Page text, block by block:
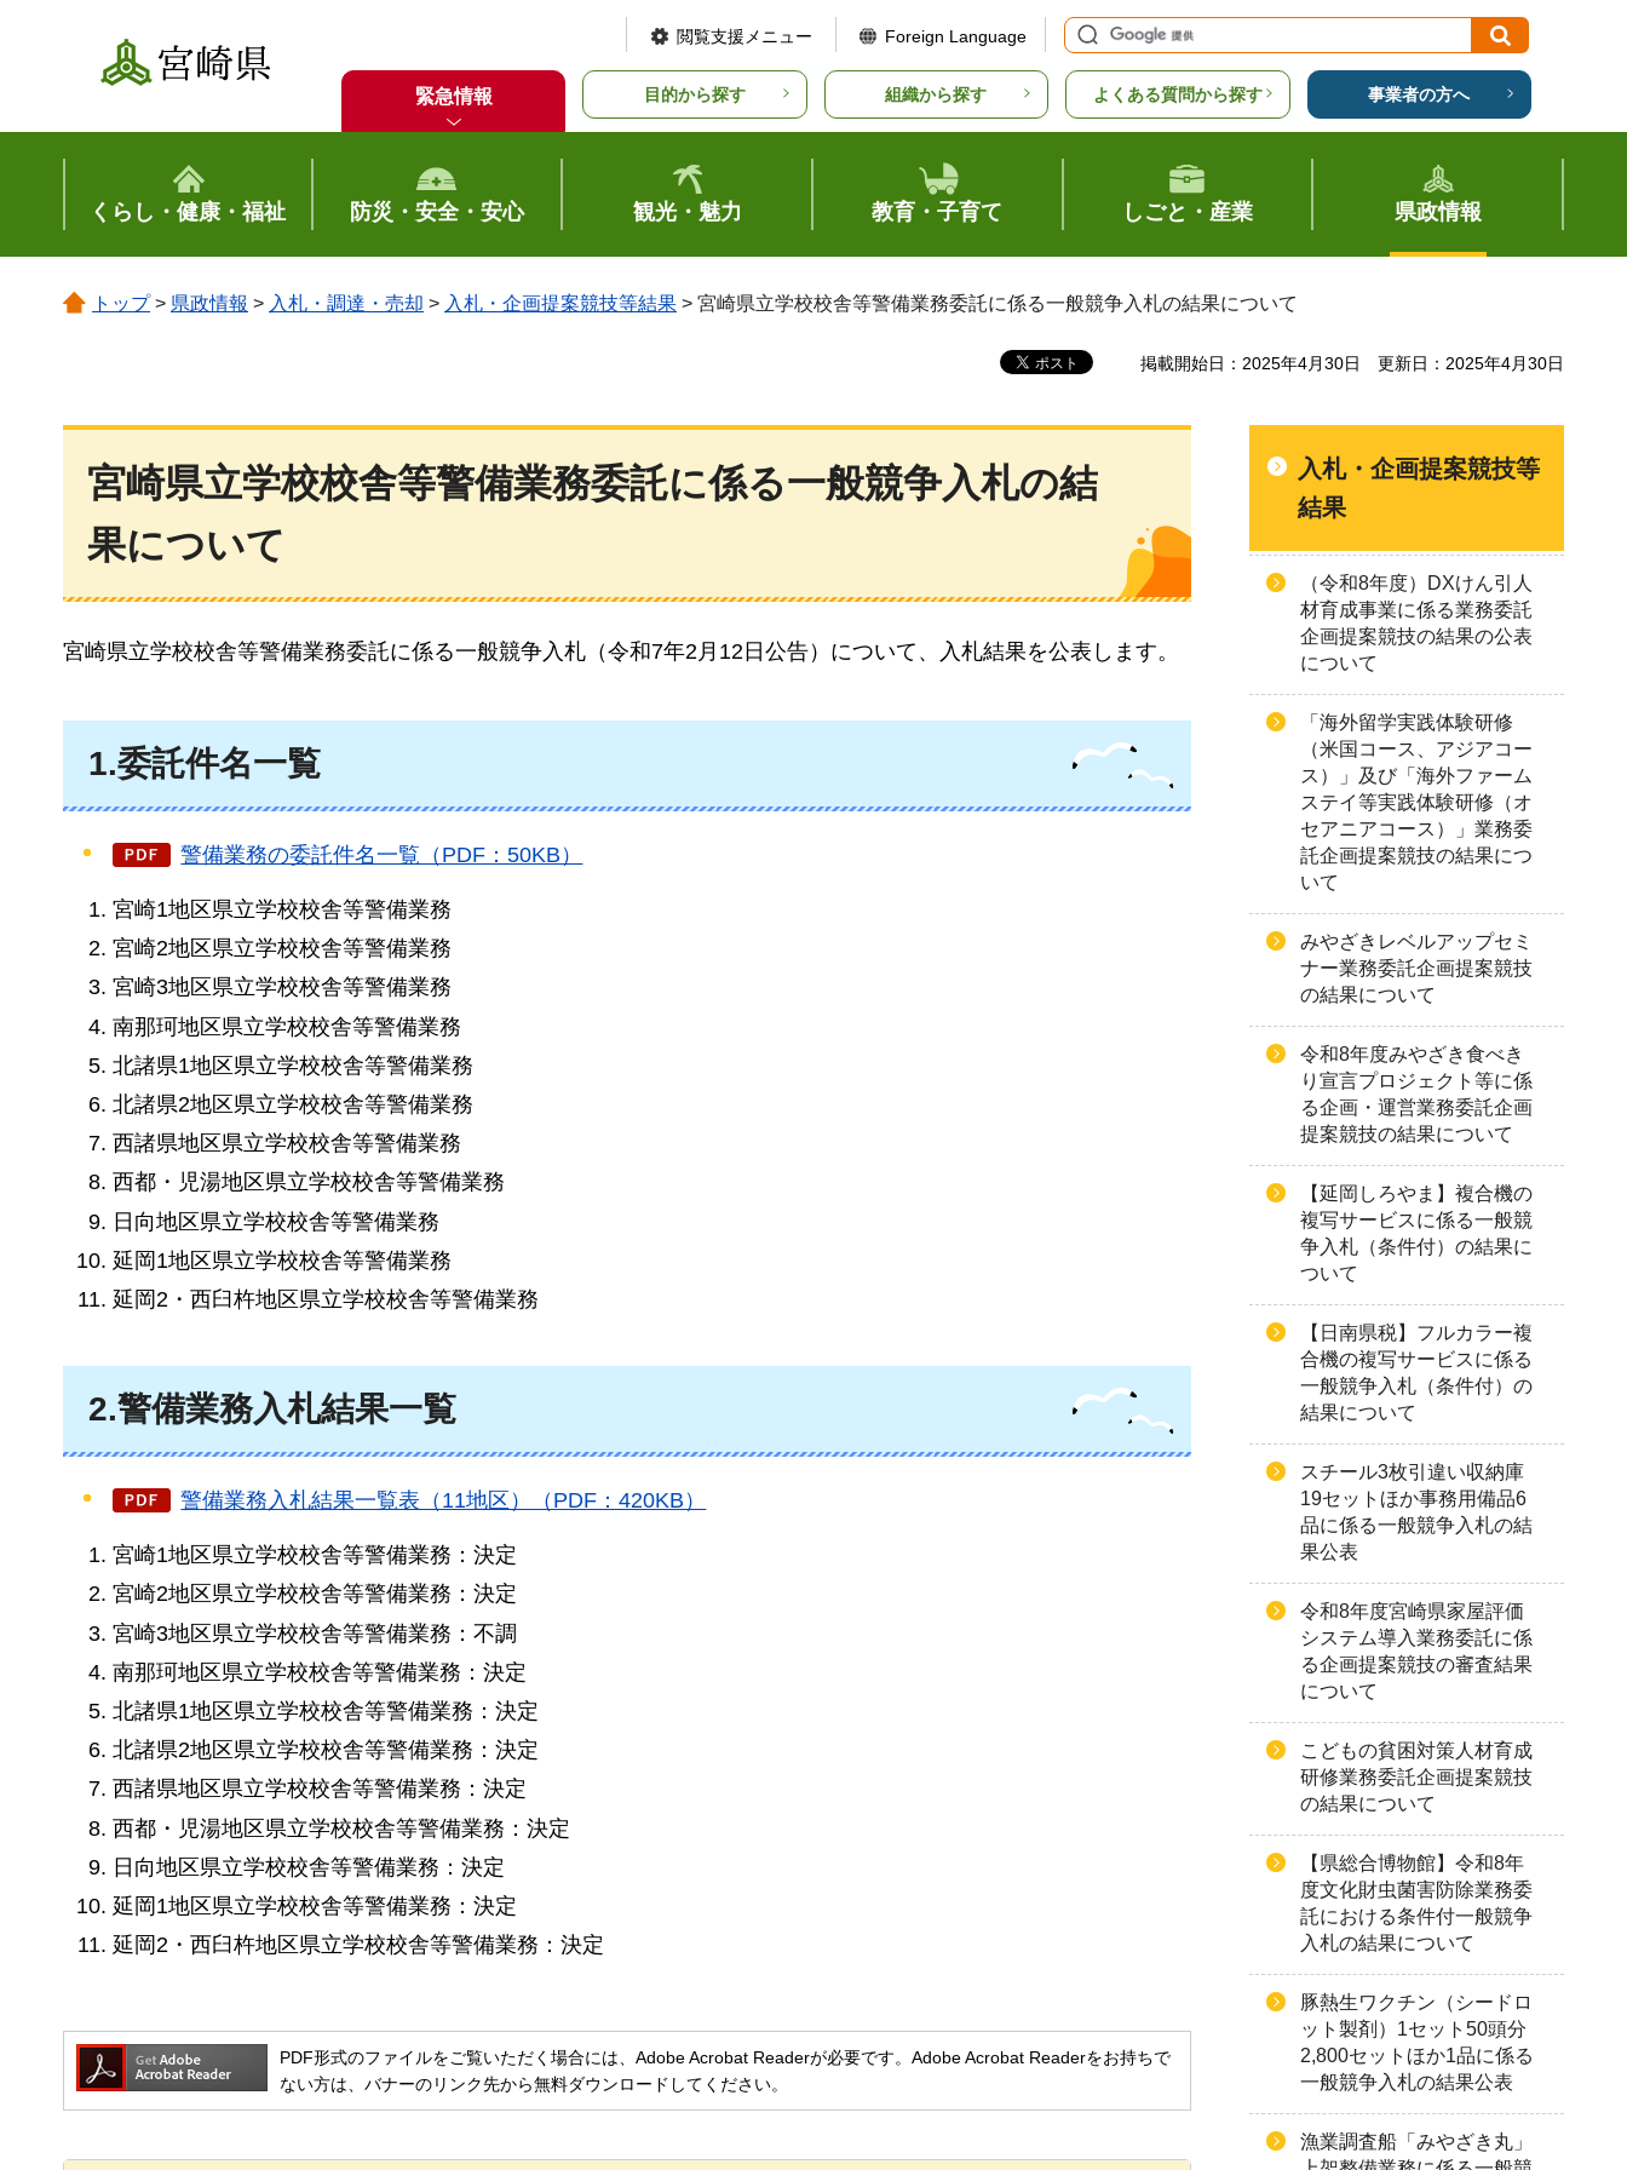
宮崎県
閲覧支援メニュー Foreign Language
緊急情報 目的から探す 組織から探す よくある質問から探す 事業者の方へ
くらし・健康・福祉 防災・安全・安心 観光・魅力 教育・子育て しごと・産業 県政情報
トップ> 県政情報 > 入札・調達・売却 > 入札・企画提案競技等結果 > 宮崎県立学校校舎等警備業務委託に係る一般競争入札の結果について
掲載開始日：2025年4月30日 更新日：2025年4月30日
宮崎県立学校校舎等警備業務委託に係る一般競争入札の結
果について
宮崎県立学校校舎等警備業務委託に係る一般競争入札（令和7年2月12日公告）について、入札結果を公表します。
1.委託件名一覧
警備業務の委託件名一覧（PDF：50KB）
宮崎1地区県立学校校舎等警備業務
宮崎2地区県立学校校舎等警備業務
宮崎3地区県立学校校舎等警備業務
南那珂地区県立学校校舎等警備業務
北諸県1地区県立学校校舎等警備業務
北諸県2地区県立学校校舎等警備業務
西諸県地区県立学校校舎等警備業務
西都・児湯地区県立学校校舎等警備業務
日向地区県立学校校舎等警備業務
延岡1地区県立学校校舎等警備業務
延岡2・西臼杵地区県立学校校舎等警備業務
2.警備業務入札結果一覧
警備業務入札結果一覧表（11地区）（PDF：420KB）
宮崎1地区県立学校校舎等警備業務：決定
宮崎2地区県立学校校舎等警備業務：決定
宮崎3地区県立学校校舎等警備業務：不調
南那珂地区県立学校校舎等警備業務：決定
北諸県1地区県立学校校舎等警備業務：決定
北諸県2地区県立学校校舎等警備業務：決定
西諸県地区県立学校校舎等警備業務：決定
西都・児湯地区県立学校校舎等警備業務：決定
日向地区県立学校校舎等警備業務：決定
延岡1地区県立学校校舎等警備業務：決定
延岡2・西臼杵地区県立学校校舎等警備業務：決定
PDF形式のファイルをご覧いただく場合には、Adobe Acrobat Readerが必要です。Adobe Acrobat Readerをお持ちで
ない方は、バナーのリンク先から無料ダウンロードしてください。
入札・企画提案競技等
結果
（令和8年度）DXけん引人
材育成事業に係る業務委託
企画提案競技の結果の公表
について
「海外留学実践体験研修
（米国コース、アジアコー
ス）」及び「海外ファーム
ステイ等実践体験研修（オ
セアニアコース）」業務委
託企画提案競技の結果につ
いて
みやざきレベルアップセミ
ナー業務委託企画提案競技
の結果について
令和8年度みやざき食べき
り宣言プロジェクト等に係
る企画・運営業務委託企画
提案競技の結果について
【延岡しろやま】複合機の
複写サービスに係る一般競
争入札（条件付）の結果に
ついて
【日南県税】フルカラー複
合機の複写サービスに係る
一般競争入札（条件付）の
結果について
スチール3枚引違い収納庫
19セットほか事務用備品6
品に係る一般競争入札の結
果公表
令和8年度宮崎県家屋評価
システム導入業務委託に係
る企画提案競技の審査結果
について
こどもの貧困対策人材育成
研修業務委託企画提案競技
の結果について
【県総合博物館】令和8年
度文化財虫菌害防除業務委
託における条件付一般競争
入札の結果について
豚熱生ワクチン（シードロ
ット製剤）1セット50頭分
2,800セットほか1品に係る
一般競争入札の結果公表
漁業調査船「みやざき丸」